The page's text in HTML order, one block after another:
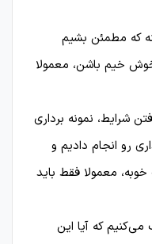
که مطمئن بشیم
خیم باشن، معمولا
شرایط، نمونه برداری
رو انجام دادیم و
معمولا فقط باید
که آیا این